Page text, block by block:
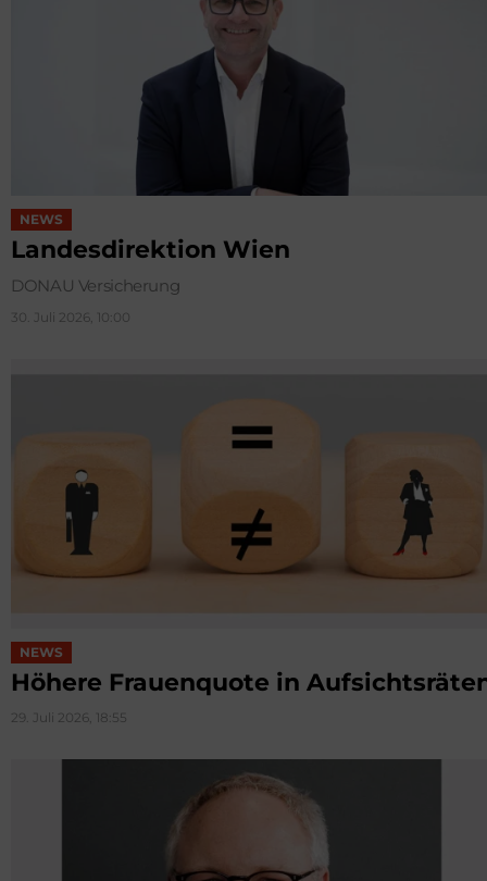
NEWS
Landesdirektion Wien
DONAU Versicherung
30. Juli 2026, 10:00
NEWS
Höhere Frauenquote in
29. Juli 2026, 18:55